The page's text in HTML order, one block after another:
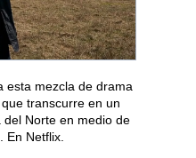
esta mezcla de drama
transcurre en un
Norte en medio de
En Netflix.